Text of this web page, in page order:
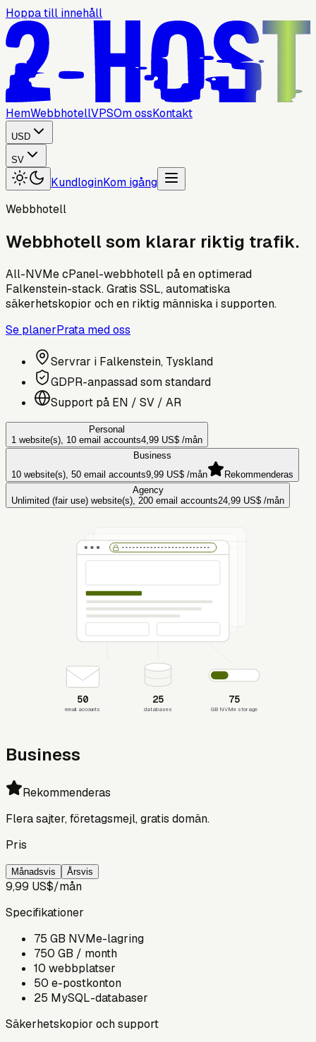
Hoppa till innehåll
HemWebbhotellVPSOm ossKontakt
USD
SV
KundloginKom igång
Webbhotell
Webbhotell som klarar riktig trafik.
All-NVMe cPanel-webbhotell på en optimerad
Falkenstein-stack. Gratis SSL, automatiska
säkerhetskopior och en riktig människa i supporten.
Se planerPrata med oss
Servrar i Falkenstein, Tyskland
GDPR-anpassad som standard
Support på EN / SV / AR
Personal
1 website(s), 10 email accounts4,99 US$ /mån
Business
10 website(s), 50 email accounts9,99 US$ /mån
Rekommenderas
Agency
Unlimited (fair use) website(s), 200 email accounts24,99 US$ /mån
50
email accounts
25
databases
75
GB NVMe storage
Business
Rekommenderas
Flera sajter, företagsmejl, gratis domän.
Pris
Månadsvis Årsvis
9,99 US$/mån
Specifikationer
75 GB NVMe-lagring
750 GB / month
10 webbplatser
50 e-postkonton
25 MySQL-databaser
Säkerhetskopior och support